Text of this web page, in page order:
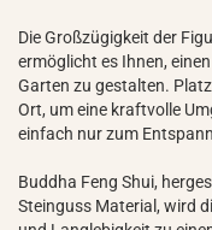
Die Großzügigkeit der
ermöglicht es Ihnen,
Garten zu gestalten.
Ort, um eine kraftvolle
einfach nur zum
Buddha Feng Shui,
Steinguss Material, wird